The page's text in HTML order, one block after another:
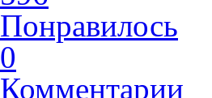
Понравилось
0
Комментарии